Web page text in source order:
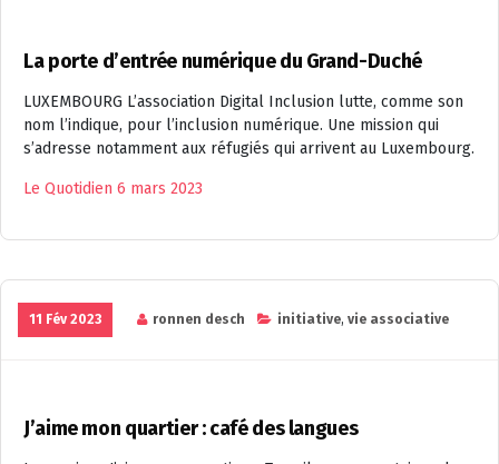
La porte d’entrée numérique du Grand-Duché
LUXEMBOURG L’association Digital Inclusion lutte, comme son
nom l’indique, pour l’inclusion numérique. Une mission qui
s’adresse notamment aux réfugiés qui arrivent au Luxembourg.
Le Quotidien 6 mars 2023
11 Fév 2023 ronnen desch initiative, vie associative
J’aime mon quartier : café des langues